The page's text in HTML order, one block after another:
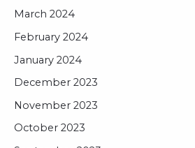
March 2024
February 2024
January 2024
December 2023
November 2023
October 2023